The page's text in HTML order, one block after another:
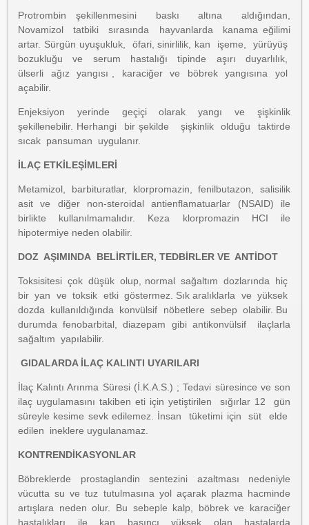
Protrombin şekillenmesini baskı altına aldığından,
Novamizol tatbiki sırasında hayvanlarda kanama eğilimi
artar. Sürgün uyuşukluk, öfari, sinirlilik, kan işeme, yürüyüş
bozukluğu ve serum hastalığı tipinde aşırı duyarlılık,
ülserli ağız yangısı , karaciğer ve böbrek yangısına yol
açabilir.
Enjeksiyon yerinde geçiçi olarak yangı ve şişkinlik
şekillenebilir. Herhangi bir şekilde şişkinlik olduğu taktirde
sıcak pansuman uygulanır.
İLAÇ ETKİLEŞİMLERİ
Metamizol, barbituratlar, klorpromazin, fenilbutazon, salisilik
asit ve diğer non-steroidal antienflamatuarlar (NSAID) ile
birlikte kullanılmamalıdır. Keza klorpromazin HCI ile
hipotermiye neden olabilir.
DOZ AŞIMINDA BELİRTİLER, TEDBİRLER VE ANTİDOT
Toksisitesi çok düşük olup, normal sağaltım dozlarında hiç
bir yan ve toksik etki göstermez. Sık aralıklarla ve yüksek
dozda kullanıldığında konvülsif nöbetlere sebep olabilir. Bu
durumda fenobarbital, diazepam gibi antikonvülsif ilaçlarla
sağaltım yapılabilir.
GIDALARDA İLAÇ KALINTI UYARILARI
İlaç Kalıntı Arınma Süresi (İ.K.A.S.) ; Tedavi süresince ve son
ilaç uygulamasını takiben eti için yetiştirilen sığırlar 12 gün
süreyle kesime sevk edilemez. İnsan tüketimi için süt elde
edilen ineklere uygulanamaz.
KONTRENDİKASYONLAR
Böbreklerde prostaglandin sentezini azaltması nedeniyle
vücutta su ve tuz tutulmasına yol açarak plazma hacminde
artışlara neden olur. Bu sebeple kalp, böbrek ve karaciğer
hastalıkları ile kan basıncı yüksek olan hastalarda